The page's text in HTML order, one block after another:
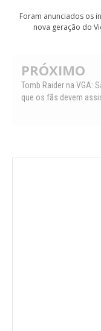
Foram anunciados os
nova geração do
PRÓXIMO
Tomb Raider na VGA:
que os fãs devem